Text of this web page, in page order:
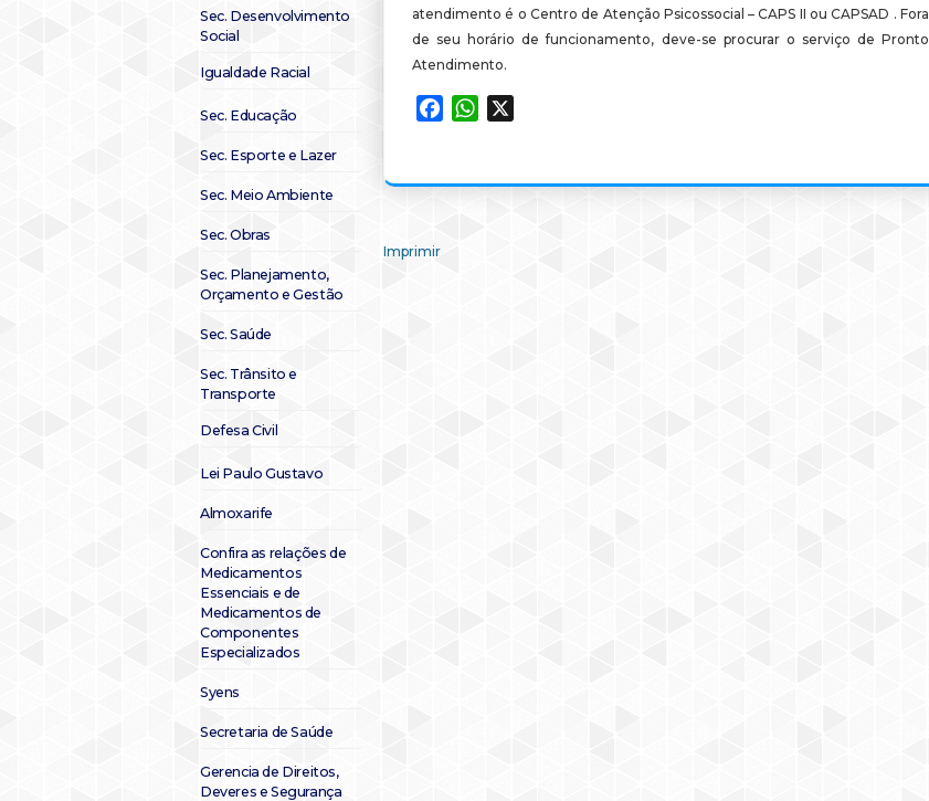
Sec. Desenvolvimento
Social
Igualdade Racial
Sec. Educação
Sec. Esporte e Lazer
Sec. Meio Ambiente
Sec. Obras
Sec. Planejamento,
Orçamento e Gestão
Sec. Saúde
Sec. Trânsito e
Transporte
Defesa Civil
Lei Paulo Gustavo
Almoxarife
Confira as relações de
Medicamentos
Essenciais e de
Medicamentos de
Componentes
Especializados
Syens
Secretaria de Saúde
Gerencia de Direitos,
Deveres e Segurança
atendimento é o Centro de Atenção Psicossocial – CAPS II ou CAPSAD . Fora
de seu horário de funcionamento, deve-se procurar o serviço de Pronto
Atendimento.
FacebookWhatsApp
Imprimir